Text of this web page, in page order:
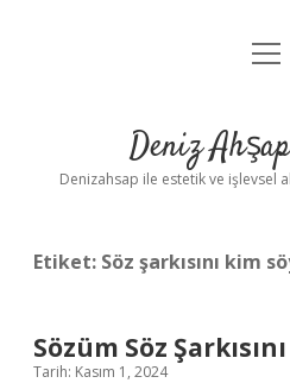
Yasal
Deniz
Denizahsap ile estetik ve işlevsel
Etiket: Söz şarkısını kim
Sözüm Söz
Tarih: Kasım 1, 2024